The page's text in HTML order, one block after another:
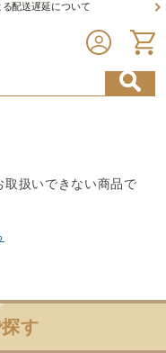
る配送遅延について
取扱いできない商品で
す